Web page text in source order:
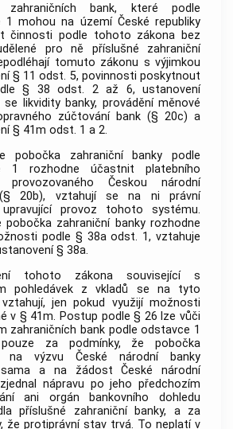
zahraničních bank, které podle
1 mohou na území České republiky
činnosti podle tohoto zákona bez
pro ně příslušné zahraniční
tomuto zákonu s výjimkou
§ 11 odst. 5, povinnosti poskytnout
§ 38 odst. 2 až 6, ustanovení
se likvidity banky, provádění měnové
zúčtování bank (§ 20c) a
§ 41m odst. 1 a 2.
pobočka zahraniční banky podle
1 rozhodne účastnit platebního
provozovaného Českou národní
(§ 20b), vztahují se na ni právní
upravující provoz tohoto systému.
pobočka zahraniční banky rozhodne
podle § 38a odst. 1, vztahuje
§ 38a.
tohoto zákona související s
pohledávek z vkladů se na tyto
jen pokud využijí možnosti
v § 41m. Postup podle § 26 lze vůči
zahraničních bank podle odstavce 1
za podmínky, že pobočka
na výzvu České národní banky
sama a na žádost České národní
nápravu po jeho předchozím
ani orgán bankovního dohledu
příslušné zahraniční banky, a za
že protiprávní stav trvá. To neplatí v